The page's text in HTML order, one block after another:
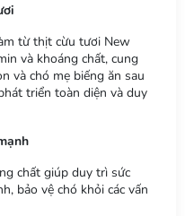
từ thịt cừu tươi New
và khoáng chất, cung
và chó mẹ biếng ăn sau
triển toàn diện và duy
chất giúp duy trì sức
bảo vệ chó khỏi các vấn